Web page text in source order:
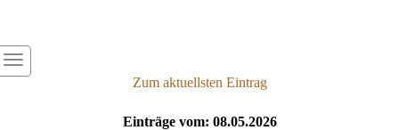
Zum aktuellsten Eintrag
Einträge vom: 08.05.2026